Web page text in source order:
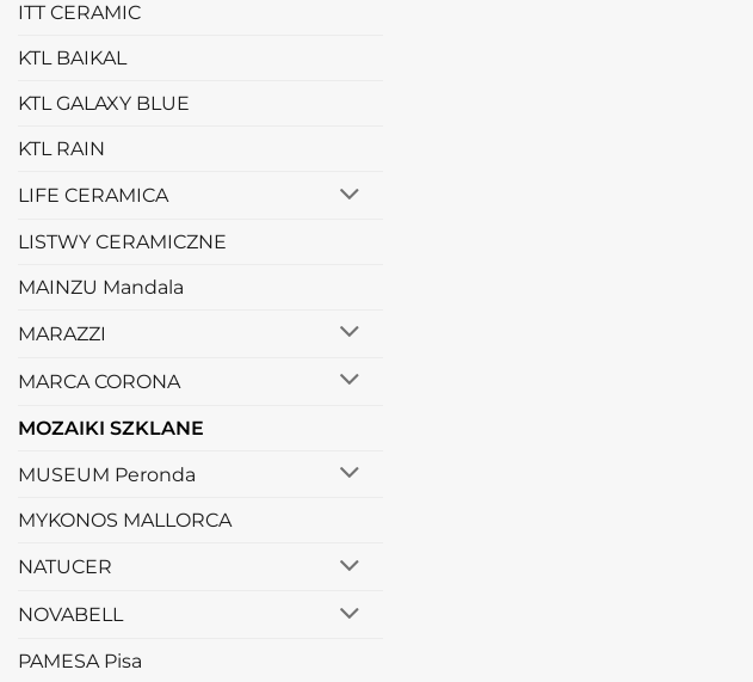
ITT CERAMIC
KTL BAIKAL
KTL GALAXY BLUE
KTL RAIN
LIFE CERAMICA
LISTWY CERAMICZNE
MAINZU Mandala
MARAZZI
MARCA CORONA
MOZAIKI SZKLANE
MUSEUM Peronda
MYKONOS MALLORCA
NATUCER
NOVABELL
PAMESA Pisa